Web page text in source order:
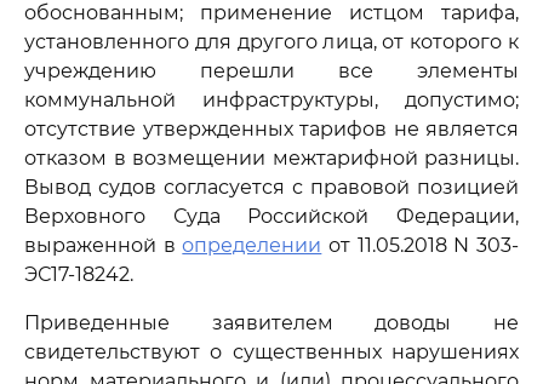
обоснованным; применение истцом тарифа,
установленного для другого лица, от которого к
учреждению перешли все элементы
коммунальной инфраструктуры, допустимо;
отсутствие утвержденных тарифов не является
отказом в возмещении межтарифной разницы.
Вывод судов согласуется с правовой позицией
Верховного Суда Российской Федерации,
выраженной вопределении от 11.05.2018 N 303-
ЭС17-18242.
Приведенные заявителем доводы не
свидетельствуют о существенных нарушениях